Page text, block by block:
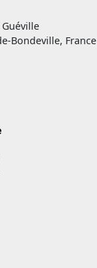
Bondeville, France